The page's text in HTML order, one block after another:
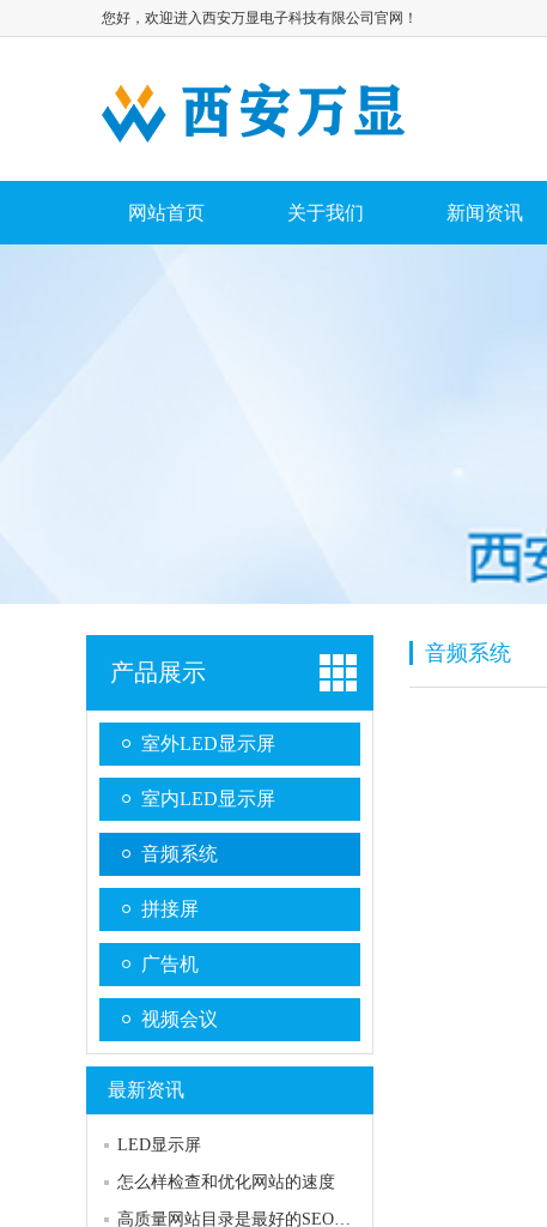
您好，欢迎进入西安万显电子科技有限公司官网！
网站首页 关于我们 新闻资讯
产品展示
室外LED显示屏
室内LED显示屏
音频系统
拼接屏
广告机
视频会议
最新资讯
LED显示屏
怎么样检查和优化网站的速度
高质量网站目录是最好的SEO关键词排名工具
音频系统